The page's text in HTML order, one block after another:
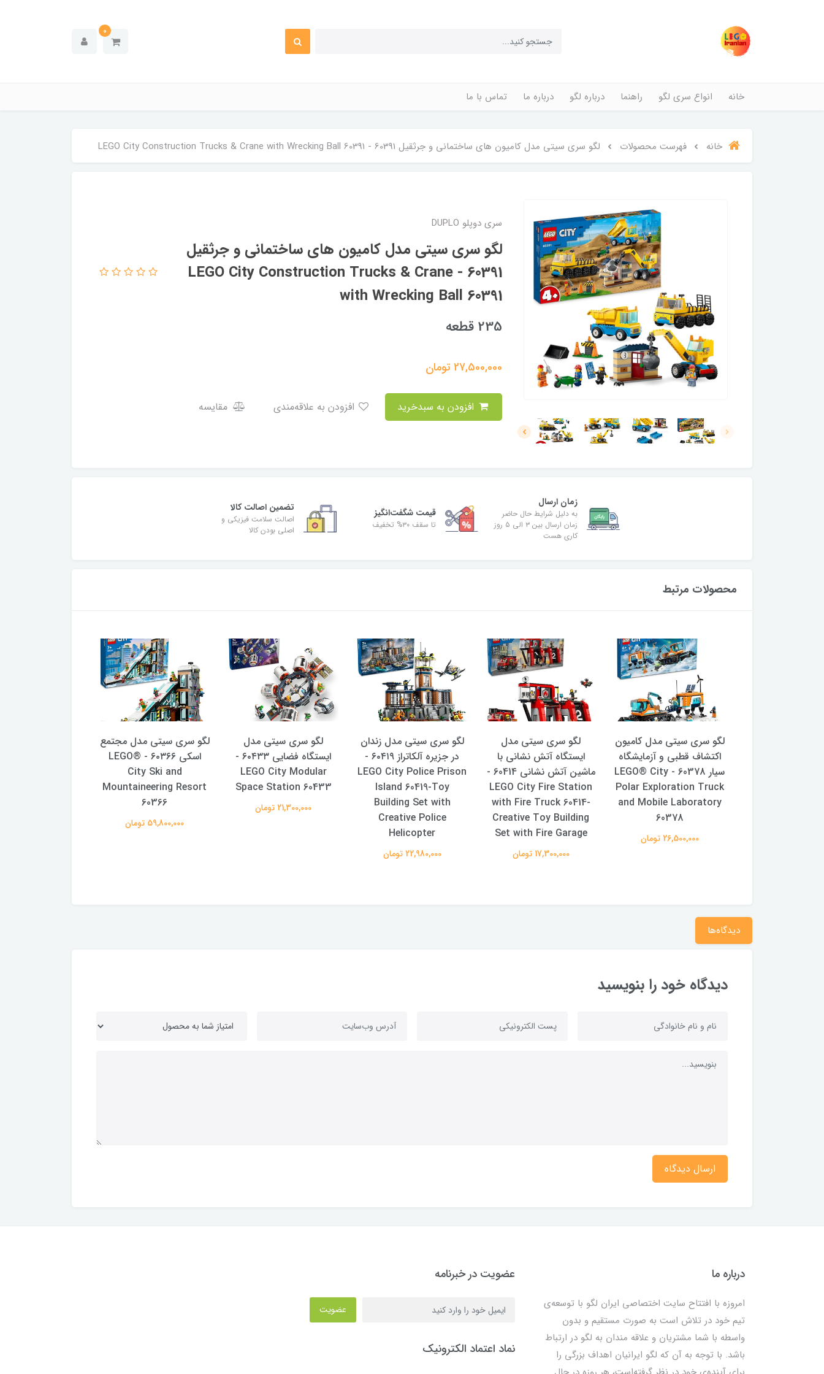
0
خانه انواع سری لگو راهنما درباره لگو درباره ما تماس با ما
خانه فهرست محصولات لگو سری سیتی مدل کامیون های ساختمانی و جرثقیل 60391 - LEGO City Construction Trucks & Crane with Wrecking Ball 60391
سری دوپلو DUPLO
لگو سری سیتی مدل کامیون های ساختمانی و جرثقیل
60391 - LEGO City Construction Trucks & Crane
with Wrecking Ball 60391
235 قطعه
27,500,000تومان
مقایسه
زمان ارسال
به دلیل شرایط حال حاضر
زمان ارسال بین ۳ الی ۵ روز
کاری هست
قیمت شگفت‌انگیز
تا سقف ۳۰% تخفیف
تضمین اصالت کالا
اصالت سلامت فیزیکی و
اصلی بودن کالا
محصولات مرتبط
لگو سری سیتی مدل کامیون
اکتشاف قطبی و آزمایشگاه
سیار 60378 - LEGO® City
Polar Exploration Truck
and Mobile Laboratory
60378
26,500,000 تومان
لگو سری سیتی مدل
ایستگاه آتش نشانی با
ماشین آتش نشانی 60414 -
LEGO City Fire Station
with Fire Truck 60414-
Creative Toy Building
Set with Fire Garage
17,300,000 تومان
لگو سری سیتی مدل زندان
در جزیره آلکاتراز ۶۰۴۱۹ -
LEGO City Police Prison
Island 60419-Toy
Building Set with
Creative Police
Helicopter
22,980,000 تومان
لگو سری سیتی مدل
ایستگاه فضایی ۶۰۴۳۳ -
LEGO City Modular
Space Station 60433
21,300,000 تومان
لگو سری سیتی مدل مجتمع
اسکی ۶۰۳۶۶ - LEGO®
City Ski and
Mountaineering Resort
60366
59,800,000 تومان
دیدگاه‌ها
دیدگاه خود را بنویسید
ارسال دیدگاه
درباره ما
امروزه با افتتاح سایت اختصاصی ایران لگو با توسعه‌ی
تیم خود در تلاش است به صورت مستقیم و بدون
واسطه با شما مشتریان و علاقه مندان به لگو در ارتباط
باشد. با توجه به آن که لگو ایرانیان اهداف بزرگی را
عضویت در خبرنامه
عضویت
نماد اعتماد الکترونیک